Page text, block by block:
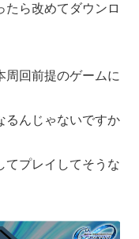
たら改めてダウンロ
周回前提のゲームに
るんじゃないですか
てプレイしてそうな